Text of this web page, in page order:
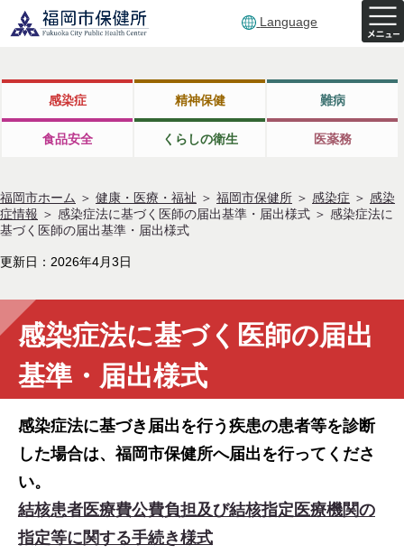
Language
感染症 精神保健 難病
食品安全 くらしの衛生 医薬務
福岡市ホーム ＞ 健康・医療・福祉 ＞ 福岡市保健所 ＞ 感染症 ＞ 感染
症情報 ＞ 感染症法に基づく医師の届出基準・届出様式 ＞ 感染症法に
基づく医師の届出基準・届出様式
更新日：2026年4月3日
感染症法に基づく医師の届出
基準・届出様式
感染症法に基づき届出を行う疾患の患者等を診断
した場合は、福岡市保健所へ届出を行ってくださ
い。
結核患者医療費公費負担及び結核指定医療機関の
指定等に関する手続き様式